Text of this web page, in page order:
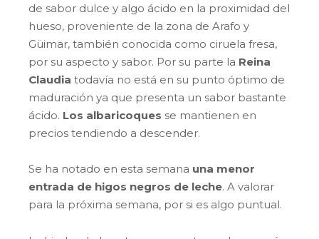
de sabor dulce y algo ácido en la proximidad del
hueso, proveniente de la zona de Arafo y
Güimar, también conocida como ciruela fresa,
por su aspecto y sabor. Por su parte la Reina
Claudia todavía no está en su punto óptimo de
maduración ya que presenta un sabor bastante
ácido. Los albaricoques se mantienen en
precios tendiendo a descender.
Se ha notado en esta semana una menor
entrada de higos negros de leche. A valorar
para la próxima semana, por si es algo puntual.